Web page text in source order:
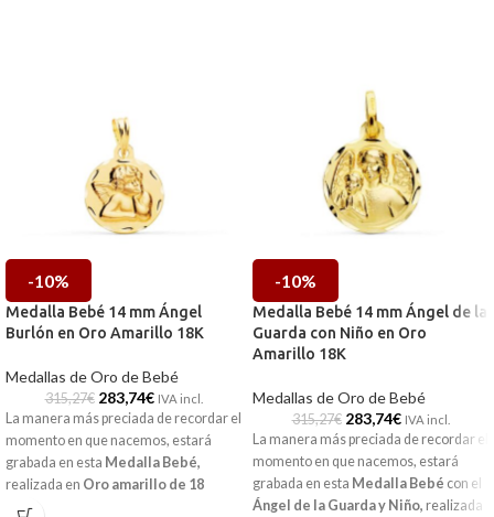
-10%
Medalla Bebé 14 mm Ángel
Burlón en Oro Amarillo 18K
Medallas de Oro de Bebé
315,27€ 283,74€ IVA incl.
La manera más preciada de recordar el
momento en que nacemos, estará
grabada en esta Medalla Bebé,
realizada en Oro amarillo de 18
kilates
-10%
Medalla Bebé 14 mm Ángel de la
Guarda con Niño en Oro
Amarillo 18K
Medallas de Oro de Bebé
315,27€ 283,74€ IVA incl.
La manera más preciada de recordar el
momento en que nacemos, estará
grabada en esta Medalla Bebé con el
Ángel de la Guarda y Niño, realizada